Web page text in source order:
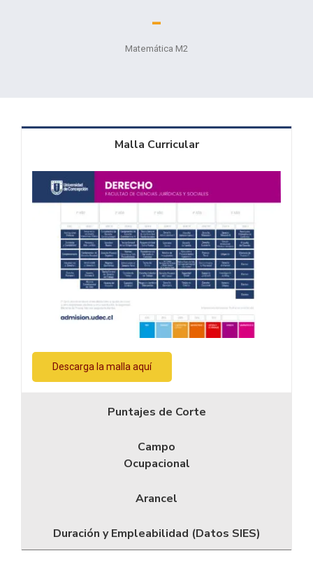
-
Matemática M2
Malla Curricular
Descarga la malla aquí
Puntajes de Corte
Campo
Ocupacional
Arancel
Duración y Empleabilidad (Datos SIES)